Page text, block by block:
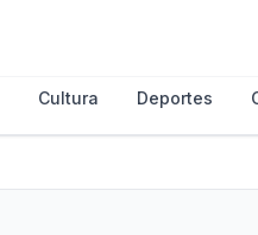
Cultura Deportes